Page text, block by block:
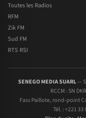
Toutes les Radios
RFM
Zik FM
Sud FM
RTS RSI
SENEGO MEDIA SUARL—
RCCM : SN
Fass Paillote, rond-point
Tél. : +221 33